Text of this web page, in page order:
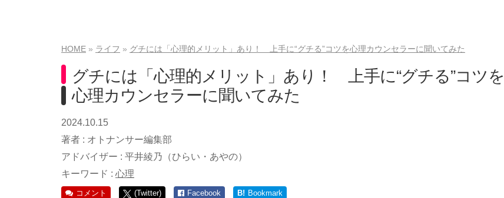
HOME ライフ グチには「心理的メリット」あり！ 上手に“グチる”コツを心理カウンセラーに聞いてみた
グチには「心理的メリット」あり！ 上手に“グチる”コツを
心理カウンセラーに聞いてみた
2024.10.15
著者 : オトナンサー編集部
アドバイザー : 平井綾乃（ひらい・あやの）
キーワード : 心理
コメント (Twitter) Facebook B! Bookmark